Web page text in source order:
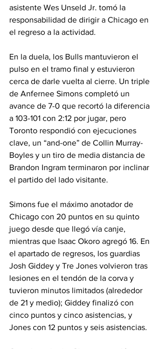
asistente Wes Unseld Jr. tomó la
responsabilidad de dirigir a Chicago en
el regreso a la actividad.
En la duela, los Bulls mantuvieron el
pulso en el tramo final y estuvieron
cerca de darle vuelta al cierre. Un triple
de Anfernee Simons completó un
avance de 7-0 que recortó la diferencia
a 103-101 con 2:12 por jugar, pero
Toronto respondió con ejecuciones
clave, un “and-one” de Collin Murray-
Boyles y un tiro de media distancia de
Brandon Ingram terminaron por inclinar
el partido del lado visitante.
Simons fue el máximo anotador de
Chicago con 20 puntos en su quinto
juego desde que llegó vía canje,
mientras que Isaac Okoro agregó 16. En
el apartado de regresos, los guardias
Josh Giddey y Tre Jones volvieron tras
lesiones en el tendón de la corva y
tuvieron minutos limitados (alrededor
de 21 y medio); Giddey finalizó con
cinco puntos y cinco asistencias, y
Jones con 12 puntos y seis asistencias.